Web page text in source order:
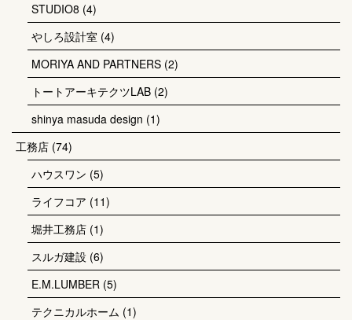
STUDIO8 (4)
やしろ設計室 (4)
MORIYA AND PARTNERS (2)
トートアーキテクツLAB (2)
shinya masuda design (1)
工務店 (74)
ハウスワン (5)
ライフコア (11)
堀井工務店 (1)
スルガ建設 (6)
E.M.LUMBER (5)
テクニカルホーム (1)